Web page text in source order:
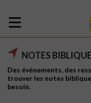
NOTES
Des événements, des
trouver les notes
besoin.